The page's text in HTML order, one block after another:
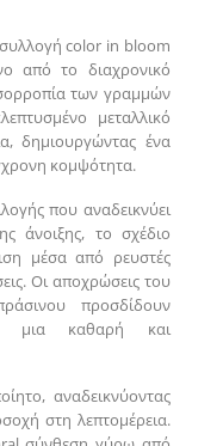
color in bloom
από το διαχρονικό
των γραμμών
μεταλλικό
δημιουργώντας ένα
κομψότητα.
που αναδεικνύει
άνοιξης, το σχέδιο
μέσα από ρευστές
Οι αποχρώσεις του
προσδίδουν
μια καθαρή και
αναδεικνύοντας
στη λεπτομέρεια.